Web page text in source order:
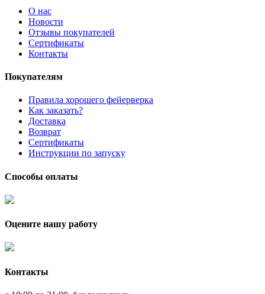
О нас
Новости
Отзывы покупателей
Сертификаты
Контакты
Покупателям
Правила хорошего фейерверка
Как заказать?
Доставка
Возврат
Сертификаты
Инструкции по запуску
Способы оплаты
Оцените нашу работу
Контакты